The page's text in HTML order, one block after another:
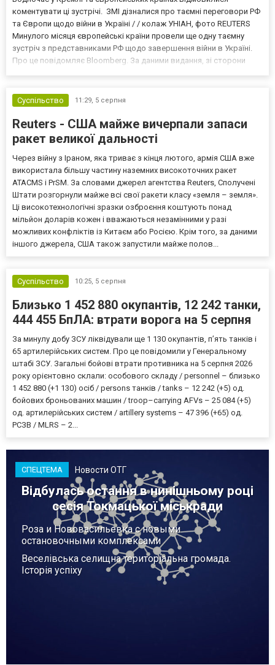
коментувати ці зустрічі. ЗМІ дізналися про таємні переговори РФ
та Європи щодо війни в Україні / / колаж УНІАН, фото REUTERS
Минулого місяця європейські країни провели ще одну таємну
зустріч з представниками РФ щодо завершення війни в Україні.
Про це повідомляє Bloomberg. За даними видання, зі сторони
Суспільство
11:29, 5 серпня
Reuters - США майже вичерпали запаси
ракет великої дальності
Через війну з Іраном, яка триває з кінця лютого, армія США вже
використала більшу частину наземних високоточних ракет
ATACMS і PrSM. За словами джерел агентства Reuters, Сполучені
Штати розгорнули майже всі свої ракети класу «земля – земля».
Ці високотехнологічні зразки озброєння коштують понад
мільйон доларів кожен і вважаються незамінними у разі
можливих конфліктів із Китаєм або Росією. Крім того, за даними
іншого джерела, США також запустили майже полов...
Суспільство 10:25, 5 серпня
Близько 1 452 880 окупантів, 12 242 танки,
444 455 БпЛА: втрати ворога на 5 серпня
За минулу добу ЗСУ ліквідували ще 1 130 окупантів, пʼять танків і
65 артилерійських систем. Про це повідомили у Генеральному
штабі ЗСУ. Загальні бойові втрати противника на 5 серпня 2026
року орієнтовно склали: особового складу / personnel – близько
1 452 880 (+1 130) осіб / persons танків / tanks – 12 242 (+5) од.
бойових броньованих машин / troop–carrying AFVs – 25 084 (+5)
од. артилерійських систем / artillery systems – 47 396 (+65) од.
РСЗВ / MLRS – 2...
СПЕЦТЕМА Новости ОТГ
Відбулась остання в нинішньому році
сесія Токмацької міськради
Роза и Нововасильевка с новыми
остановочными комплексами
Веселівська селищна територіальна громада.
Історія успіху